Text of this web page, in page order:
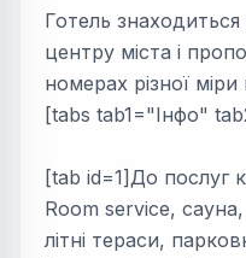
Готель
центру міста і
номерах різної
[tabs tab1="Інфо"
[tab id=1]До послуг
Room service,
літні тераси,